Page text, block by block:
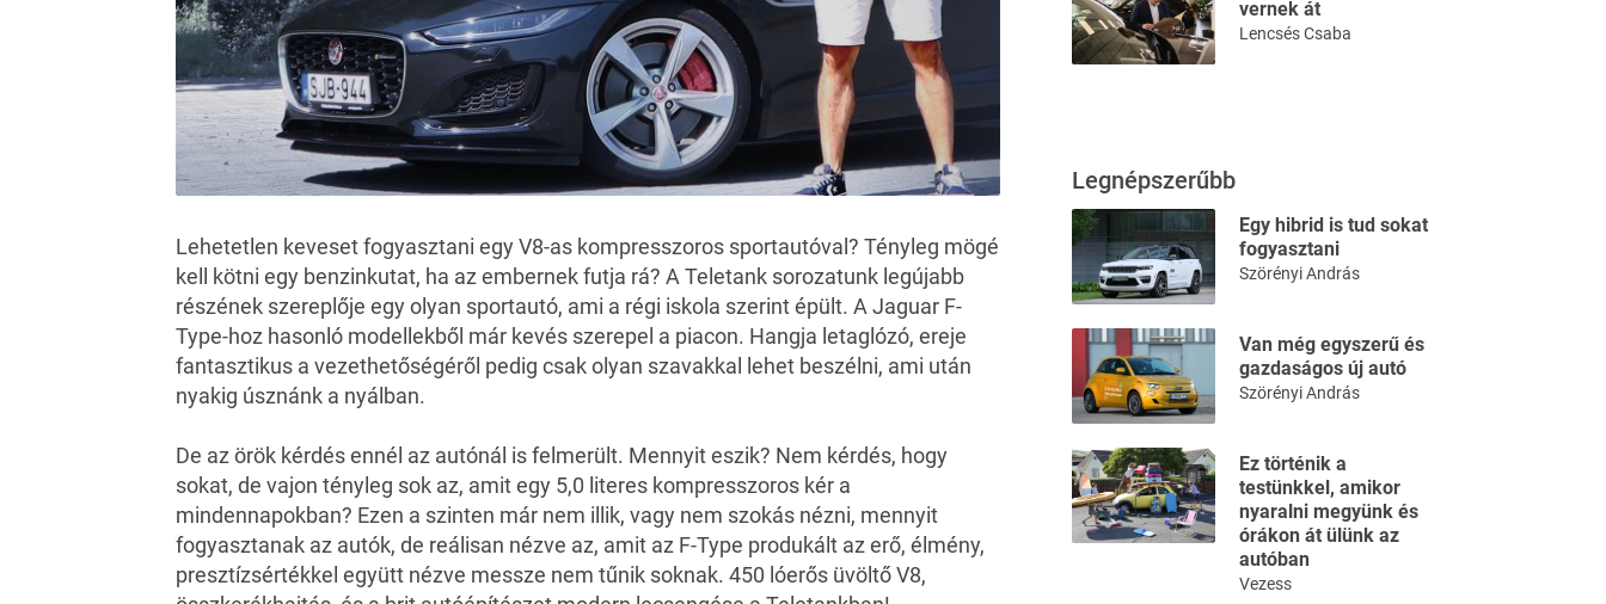
Lehetetlen keveset fogyasztani egy V8-as kompresszoros sportautóval? Tényleg mögé
kell kötni egy benzinkutat, ha az embernek futja rá? A Teletank sorozatunk legújabb
részének szereplője egy olyan sportautó, ami a régi iskola szerint épült. A Jaguar F-
Type-hoz hasonló modellekből már kevés szerepel a piacon. Hangja letaglózó, ereje
fantasztikus a vezethetőségéről pedig csak olyan szavakkal lehet beszélni, ami után
nyakig úsznánk a nyálban.
De az örök kérdés ennél az autónál is felmerült. Mennyit eszik? Nem kérdés, hogy
sokat, de vajon tényleg sok az, amit egy 5,0 literes kompresszoros kér a
mindennapokban? Ezen a szinten már nem illik, vagy nem szokás nézni, mennyit
fogyasztanak az autók, de reálisan nézve az, amit az F-Type produkált az erő, élmény,
presztízsértékkel együtt nézve messze nem tűnik soknak. 450 lóerős üvöltő V8,
vernek át
Lencsés Csaba
Legnépszerűbb
Egy hibrid is tud sokat
fogyasztani
Szörényi András
Van még egyszerű és
gazdaságos új autó
Szörényi András
Ez történik a
testünkkel, amikor
nyaralni megyünk és
órákon át ülünk az
autóban
Vezess